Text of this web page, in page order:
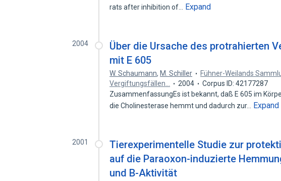
rats after inhibition of…
Expand
2004
Über die Ursache des protrahierten
mit E 605
W. Schaumann, M. Schiller
Fühner-Weilands
Vergiftungsfällen…
2004
Corpus ID: 42177287
ZusammenfassungEs ist bekannt, daß E 605 im
die Cholinesterase hemmt und dadurch zur…
Expand
2001
Tierexperimentelle Studie zur
auf die Paraoxon-induzierte
und B-Aktivität